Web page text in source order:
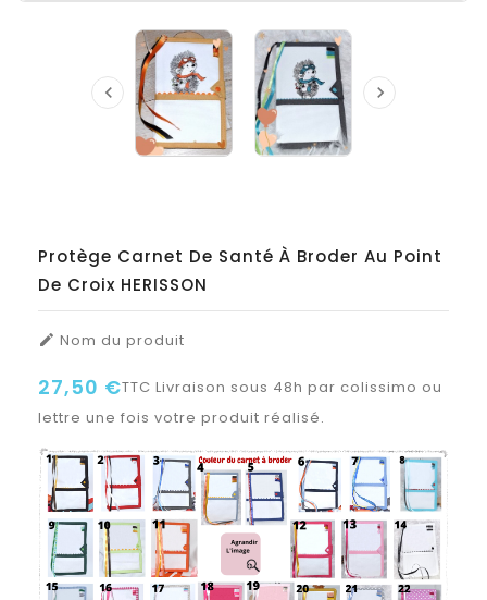
 
Protège Carnet De Santé À Broder Au Point
De Croix HERISSON
 Nom du produit
27,50 €TTC Livraison sous 48h par colissimo ou
lettre une fois votre produit réalisé.